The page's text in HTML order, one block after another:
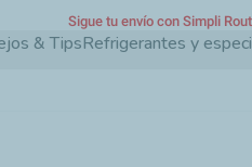
Pasar
& TipsRefrigerantes y
Sigue tu envío con Simpli